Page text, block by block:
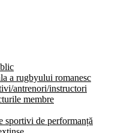
a rugbyului romanesc
antrenori/instructori
membre
sportivi de performanță